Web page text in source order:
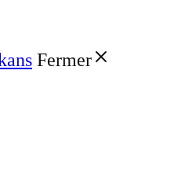
Fermer